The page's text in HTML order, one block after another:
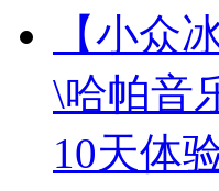
【小众
\哈帕音
10天体